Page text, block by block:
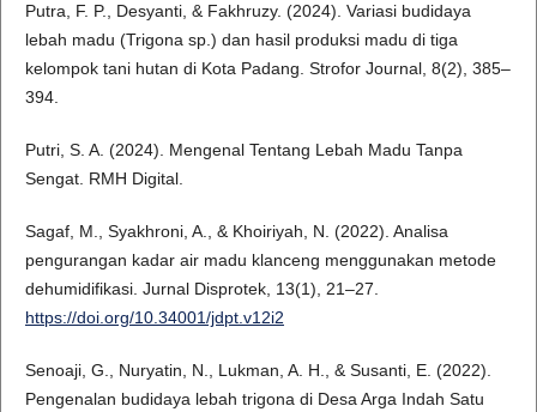
Putra, F. P., Desyanti, & Fakhruzy. (2024). Variasi budidaya
lebah madu (Trigona sp.) dan hasil produksi madu di tiga
kelompok tani hutan di Kota Padang. Strofor Journal, 8(2), 385–
394.
Putri, S. A. (2024). Mengenal Tentang Lebah Madu Tanpa
Sengat. RMH Digital.
Sagaf, M., Syakhroni, A., & Khoiriyah, N. (2022). Analisa
pengurangan kadar air madu klanceng menggunakan metode
dehumidifikasi. Jurnal Disprotek, 13(1), 21–27.
https://doi.org/10.34001/jdpt.v12i2
Senoaji, G., Nuryatin, N., Lukman, A. H., & Susanti, E. (2022).
Pengenalan budidaya lebah trigona di Desa Arga Indah Satu